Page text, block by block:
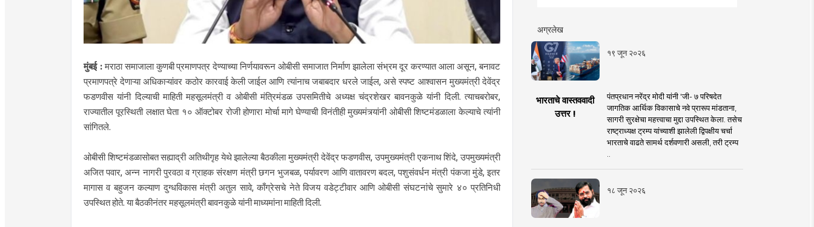
​मुंबई :मराठा समाजाला कुणबी प्रमाणपत्र देण्याच्या निर्णयावरून ओबीसी समाजात निर्माण झालेला संभ्रम दूर करण्यात आला असून, बनावट
प्रमाणपत्रे देणाऱ्या अधिकाऱ्यांवर कठोर कारवाई केली जाईल आणि त्यांनाच जबाबदार धरले जाईल, असे स्पष्ट आश्वासन मुख्यमंत्री देवेंद्र
फडणवीस यांनी दिल्याची माहिती महसूलमंत्री व ओबीसी मंत्रिमंडळ उपसमितीचे अध्यक्ष चंद्रशेखर बावनकुळे यांनी दिली. त्याचबरोबर,
राज्यातील पूरस्थिती लक्षात घेता १० ऑक्टोबर रोजी होणारा मोर्चा मागे घेण्याची विनंतीही मुख्यमंत्र्यांनी ओबीसी शिष्टमंडळाला केल्याचे त्यांनी
सांगितले.
​ओबीसी शिष्टमंडळासोबत सह्याद्री अतिथीगृह येथे झालेल्या बैठकीला मुख्यमंत्री देवेंद्र फडणवीस, उपमुख्यमंत्री एकनाथ शिंदे, उपमुख्यमंत्री
अजित पवार, अन्न नागरी पुरवठा व ग्राहक संरक्षण मंत्री छगन भुजबळ, पर्यावरण आणि वातावरण बदल, पशुसंवर्धन मंत्री पंकजा मुंडे, इतर
मागास व बहुजन कल्याण दुग्धविकास मंत्री अतुल सावे, काँग्रेसचे नेते विजय वडेट्टीवार आणि ओबीसी संघटनांचे सुमारे ४० प्रतिनिधी
उपस्थित होते. या बैठकीनंतर महसूलमंत्री बावनकुळे यांनी माध्यमांना माहिती दिली.
अग्रलेख
१९ जून २०२६
भारताचे वास्तववादी
उत्तर !
पंतप्रधान नरेंद्र मोदी यांनी 'जी- ७ परिषदेत
जागतिक आर्थिक विकासाचे नवे प्रारूप मांडताना,
सागरी सुरक्षेचा महत्त्वाचा मुद्दा उपस्थित केला. तसेच
राष्ट्राध्यक्ष ट्रम्प यांच्याशी झालेली द्विपक्षीय चर्चा
भारताचे वाढते सामर्थ दर्शवणारी असली, तरी ट्रम्प
१८ जून २०२६